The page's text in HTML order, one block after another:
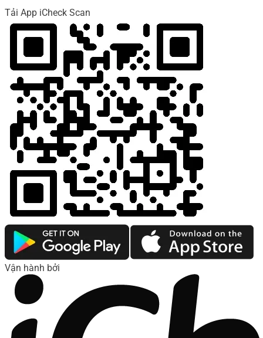
Tải App iCheck Scan
Vận hành bởi